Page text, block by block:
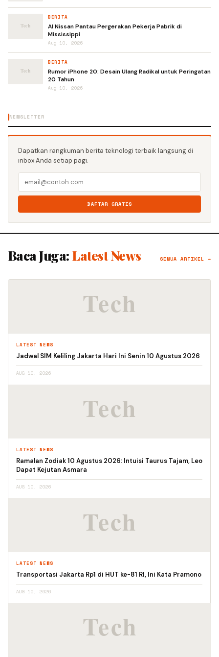
BERITA
AI Nissan Pantau Pergerakan Pekerja Pabrik di
Mississippi
Aug 10, 2026
BERITA
Rumor iPhone 20: Desain Ulang Radikal untuk Peringatan
20 Tahun
Aug 10, 2026
NEWSLETTER
Dapatkan rangkuman berita teknologi terbaik langsung di
inbox Anda setiap pagi.
DAFTAR GRATIS
Baca Juga: Latest News SEMUA ARTIKEL →
LATEST NEWS
Jadwal SIM Keliling Jakarta Hari Ini Senin 10 Agustus 2026
AUG 10, 2026
LATEST NEWS
Ramalan Zodiak 10 Agustus 2026: Intuisi Taurus Tajam, Leo
Dapat Kejutan Asmara
AUG 10, 2026
LATEST NEWS
Transportasi Jakarta Rp1 di HUT ke-81 RI, Ini Kata Pramono
AUG 10, 2026